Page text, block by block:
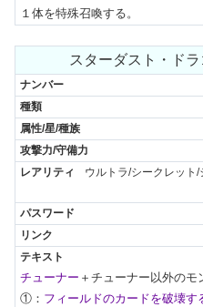
１体を特殊召喚する。
スターダスト・ドラ
ウルトラ/シークレット
チューナー ＋チューナー以外のモ
①： フィールドのカードを破壊